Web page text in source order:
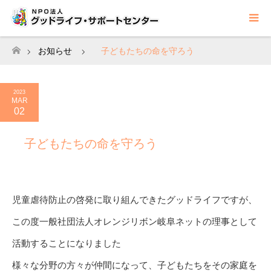
ホーム
お知らせ 子どもたちの命を守ろう
2023
MAR
02
子どもたちの命を守ろう
児童虐待防止の啓発に取り組んできたグッドライフですが、
この度一般社団法人オレンジリボン岐阜ネットの理事として
活動することになりました
様々な分野の方々が仲間になって、子どもたちをその家庭を